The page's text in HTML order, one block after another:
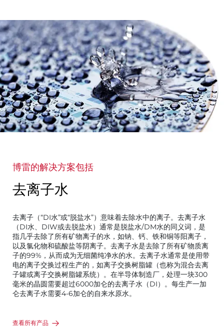
博雷的解决方案包括
去离子水
去离子（“DI水”或“脱盐水”）意味着去除水中的离子。去离子水
（DI水、DIW或去脱盐水）通常是脱盐水/DM水的同义词，是
指几乎去除了所有矿物离子的水，如钠、钙、铁和铜等阳离子，
以及氯化物和硫酸盐等阴离子。去离子水是去除了所有矿物质离
子的99%，从而成为无细菌纯净水的水。去离子水通常是使用带
电的离子交换过程生产的，如离子交换树脂罐（也称为混合去离
子罐或离子交换树脂罐系统）。在半导体制造厂，处理一块300
毫米的晶圆需要超过6000加仑的去离子水（DI）。每生产一加
仑去离子水需要4-6加仑的自来水原水。
查看所有产品